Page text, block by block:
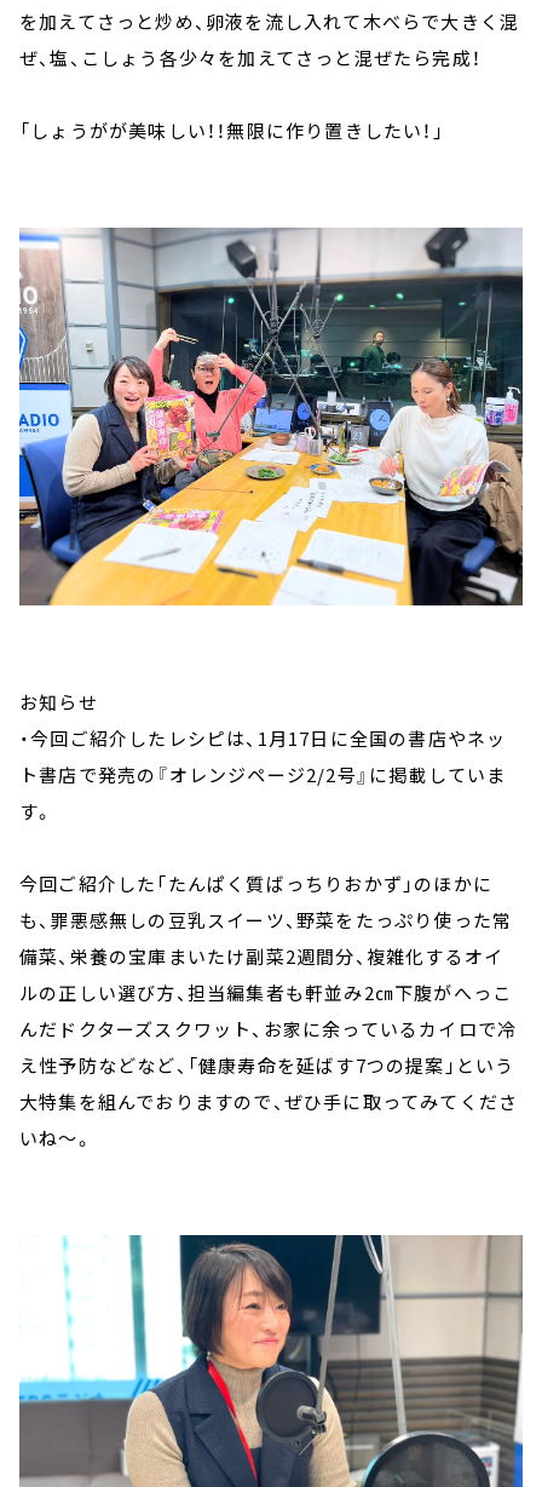
を加えてさっと炒め、卵液を流し入れて木べらで大きく混
ぜ、塩、こしょう各少々を加えてさっと混ぜたら完成！
「しょうがが美味しい！！無限に作り置きしたい！」
お知らせ
・今回ご紹介したレシピは、1月17日に全国の書店やネッ
ト書店で発売の『オレンジページ2/2号』に掲載していま
す。
今回ご紹介した「たんぱく質ばっちりおかず」のほかに
も、罪悪感無しの豆乳スイーツ、野菜をたっぷり使った常
備菜、栄養の宝庫まいたけ副菜2週間分、複雑化するオイ
ルの正しい選び方、担当編集者も軒並み2㎝下腹がへっこ
んだドクターズスクワット、お家に余っているカイロで冷
え性予防などなど、「健康寿命を延ばす7つの提案」という
大特集を組んでおりますので、ぜひ手に取ってみてくださ
いね～。